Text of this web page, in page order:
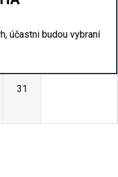
účastni budou vybraní
31